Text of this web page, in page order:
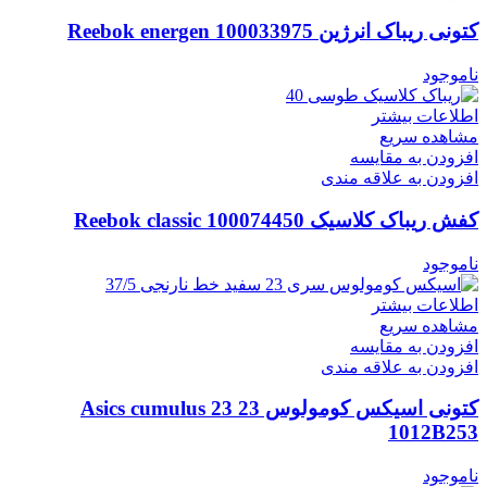
کتونی ریباک انرژین Reebok energen 100033975
ناموجود
اطلاعات بیشتر
مشاهده سریع
افزودن به مقایسه
افزودن به علاقه مندی
کفش ریباک کلاسیک Reebok classic 100074450
ناموجود
اطلاعات بیشتر
مشاهده سریع
افزودن به مقایسه
افزودن به علاقه مندی
کتونی اسیکس کومولوس 23 Asics cumulus 23
1012B253
ناموجود